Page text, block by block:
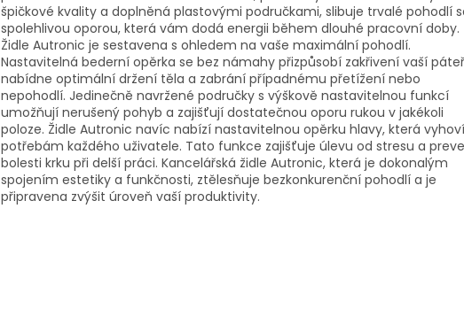
špičkové kvality a doplněná plastovými područkami, slibuje trvalé pohodlí
spolehlivou oporou, která vám dodá energii během dlouhé pracovní doby.
Židle Autronic je sestavena s ohledem na vaše maximální pohodlí.
Nastavitelná bederní opěrka se bez námahy přizpůsobí zakřivení vaší
nabídne optimální držení těla a zabrání případnému přetížení nebo
nepohodlí. Jedinečně navržené područky s výškově nastavitelnou funkcí
umožňují nerušený pohyb a zajišťují dostatečnou oporu rukou v jakékoli
poloze. Židle Autronic navíc nabízí nastavitelnou opěrku hlavy, která vyhoví
potřebám každého uživatele. Tato funkce zajišťuje úlevu od stresu a
bolesti krku při delší práci. Kancelářská židle Autronic, která je dokonalým
spojením estetiky a funkčnosti, ztělesňuje bezkonkurenční pohodlí a je
připravena zvýšit úroveň vaší produktivity.